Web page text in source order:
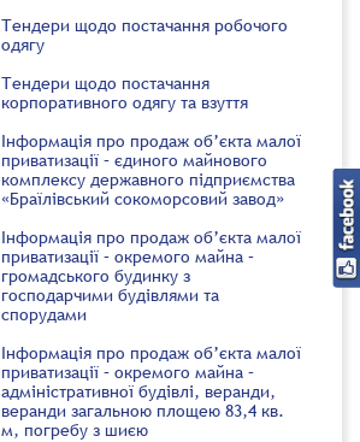
Тендери щодо постачання робочого
одягу
Тендери щодо постачання
корпоративного одягу та взуття
Інформація про продаж об’єкта малої
приватизації – єдиного майнового
комплексу державного підприємства
«Браїлівський сокоморсовий завод»
Інформація про продаж об’єкта малої
приватизації – окремого майна –
громадського будинку з
господарчими будівлями та
спорудами
Інформація про продаж об’єкта малої
приватизації – окремого майна –
адміністративної будівлі, веранди,
веранди загальною площею 83,4 кв.
м, погребу з шиєю